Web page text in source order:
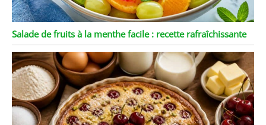
Salade de fruits à la menthe facile : recette rafraîchissante